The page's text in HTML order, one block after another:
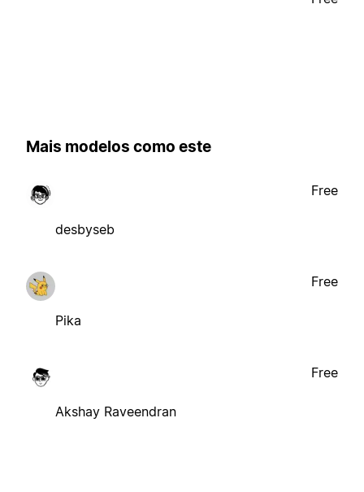
Mais modelos como este
desbyseb
Free
Pika
Free
Akshay Raveendran
Free